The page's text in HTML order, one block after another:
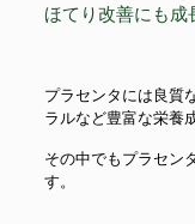
ほてり改善にも成
プラセンタには良質
ラルなど豊富な栄養
その中でもプラセン
す。